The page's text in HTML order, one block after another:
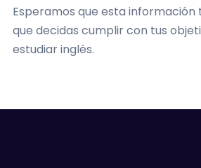
Esperamos que esta información
que decidas cumplir con tus
estudiar inglés.